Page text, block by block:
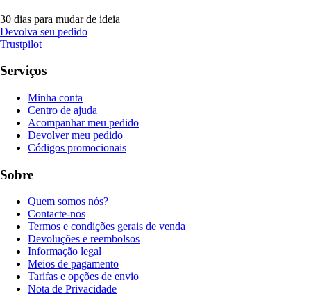
30 dias para mudar de ideia
Devolva seu pedido
Trustpilot
Serviços
Minha conta
Centro de ajuda
Acompanhar meu pedido
Devolver meu pedido
Códigos promocionais
Sobre
Quem somos nós?
Contacte-nos
Termos e condições gerais de venda
Devoluções e reembolsos
Informação legal
Meios de pagamento
Tarifas e opções de envio
Nota de Privacidade